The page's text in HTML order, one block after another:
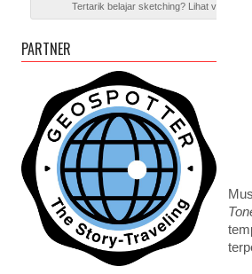
Tertarik belajar sketching? Lihat video blog
PARTNER